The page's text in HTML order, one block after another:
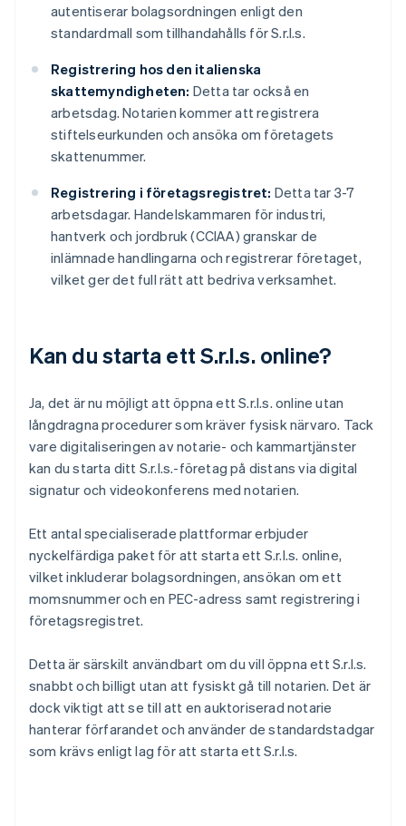
autentiserar bolagsordningen enligt den
standardmall som tillhandahålls för S.r.l.s.
Registrering hos den italienska
skattemyndigheten: Detta tar också en
arbetsdag. Notarien kommer att registrera
stiftelseurkunden och ansöka om företagets
skattenummer.
Registrering i företagsregistret: Detta tar 3-7
arbetsdagar. Handelskammaren för industri,
hantverk och jordbruk (CCIAA) granskar de
inlämnade handlingarna och registrerar företaget,
vilket ger det full rätt att bedriva verksamhet.
Kan du starta ett S.r.l.s. online?
Ja, det är nu möjligt att öppna ett S.r.l.s. online utan
långdragna procedurer som kräver fysisk närvaro. Tack
vare digitaliseringen av notarie- och kammartjänster
kan du starta ditt S.r.l.s.-företag på distans via digital
signatur och videokonferens med notarien.
Ett antal specialiserade plattformar erbjuder
nyckelfärdiga paket för att starta ett S.r.l.s. online,
vilket inkluderar bolagsordningen, ansökan om ett
momsnummer och en PEC-adress samt registrering i
företagsregistret.
Detta är särskilt användbart om du vill öppna ett S.r.l.s.
snabbt och billigt utan att fysiskt gå till notarien. Det är
dock viktigt att se till att en auktoriserad notarie
hanterar förfarandet och använder de standardstadgar
som krävs enligt lag för att starta ett S.r.l.s.